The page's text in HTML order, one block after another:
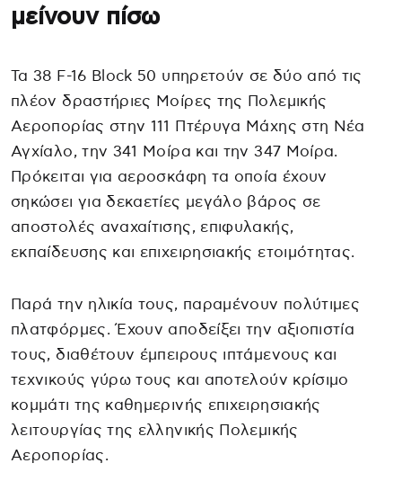
μείνουν πίσω
Τα 38 F-16 Block 50 υπηρετούν σε δύο από τις
πλέον δραστήριες Μοίρες της Πολεμικής
Αεροπορίας στην 111 Πτέρυγα Μάχης στη Νέα
Αγχίαλο, την 341 Μοίρα και την 347 Μοίρα.
Πρόκειται για αεροσκάφη τα οποία έχουν
σηκώσει για δεκαετίες μεγάλο βάρος σε
αποστολές αναχαίτισης, επιφυλακής,
εκπαίδευσης και επιχειρησιακής ετοιμότητας.
Παρά την ηλικία τους, παραμένουν πολύτιμες
πλατφόρμες. Έχουν αποδείξει την αξιοπιστία
τους, διαθέτουν έμπειρους ιπτάμενους και
τεχνικούς γύρω τους και αποτελούν κρίσιμο
κομμάτι της καθημερινής επιχειρησιακής
λειτουργίας της ελληνικής Πολεμικής
Αεροπορίας.